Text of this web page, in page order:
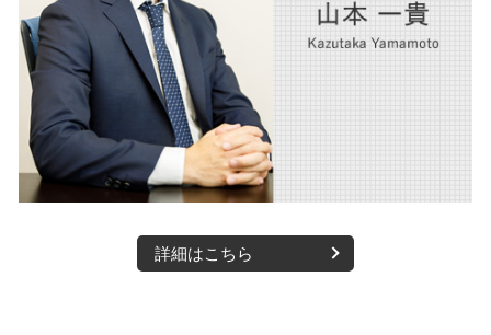
交通事故慰謝料 弁護士
不動産 大阪市 弁護士
債権回収 西宮市 弁護士
内部通報 大阪市 弁護士
相続 大阪市 弁護士
企業法務 大阪市 弁護士
詳細はこちら